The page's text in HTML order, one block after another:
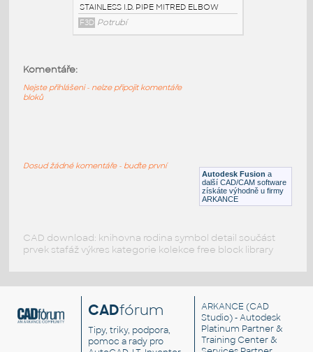
F3D Potrubí
STAINLESS I.D. PIPE MITRED ELBOW
Autodesk Fusion a
další CAD/CAM software
získáte výhodně u firmy
ARKANCE
Komentáře:
Nejste přihlášeni - nelze připojit komentáře
bloků
Dosud žádné komentáře - buďte první
CAD download: knihovna rodina symbol detail součást
prvek stafáž výkres kategorie kolekce free block library
CADfórum
Tipy, triky, podpora,
pomoc a rady pro
ARKANCE (CAD
Studio) - Autodesk
Platinum Partner &
Training Center &